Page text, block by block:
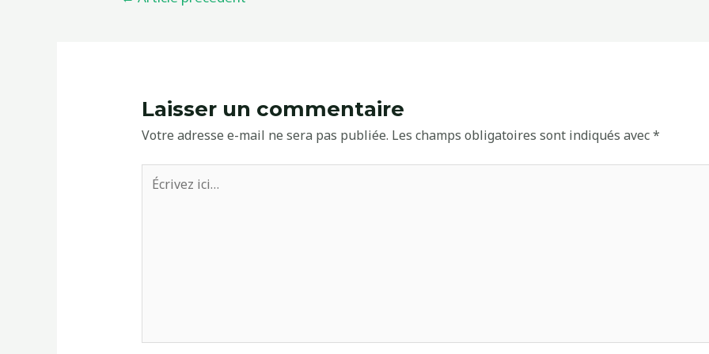
Laisser un commentaire
Votre adresse e-mail ne sera pas publiée. Les champs obligatoires sont indiqués avec*
Écrivez
ici…